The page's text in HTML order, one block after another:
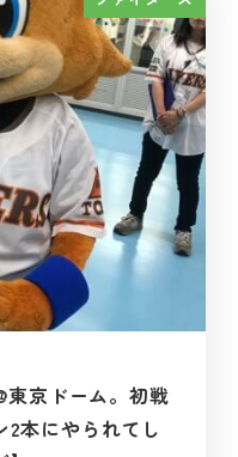
東京ドーム。初戦
2本にやられてし